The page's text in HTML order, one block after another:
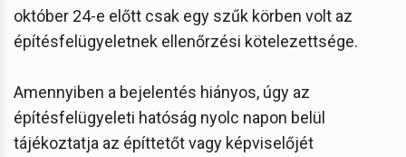
október 24-e előtt csak egy szűk körben volt az
építésfelügyeletnek ellenőrzési kötelezettsége.
Amennyiben a bejelentés hiányos, úgy az
építésfelügyeleti hatóság nyolc napon belül
tájékoztatja az építtetőt vagy képviselőjét